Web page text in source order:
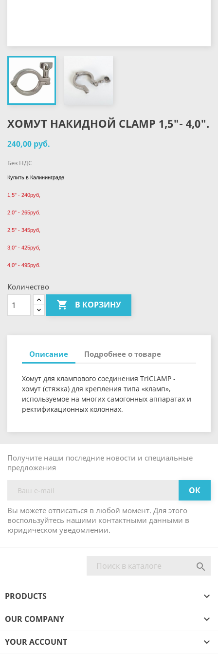
ХОМУТ НАКИДНОЙ СLAMP 1,5"- 4,0".
240,00 руб.
Без НДС
Купить в Калининграде
1,5" - 240руб,
2,0" - 265руб.
2,5" - 345руб,
3,0" - 425руб,
4,0" - 495руб.
Количество
 В КОРЗИНУ
Описание Подробнее о товаре
Хомут для клампового соединения TriCLAMP -
хомут (стяжка) для крепления типа «кламп»,
используемое на многих самогонных аппаратах и
ректификационных колоннах.
Получите наши последние новости и специальные
предложения
Вы можете отписаться в любой момент. Для этого
воспользуйтесь нашими контактными данными в
юридическом уведомлении.

PRODUCTS 
OUR COMPANY 
YOUR ACCOUNT 